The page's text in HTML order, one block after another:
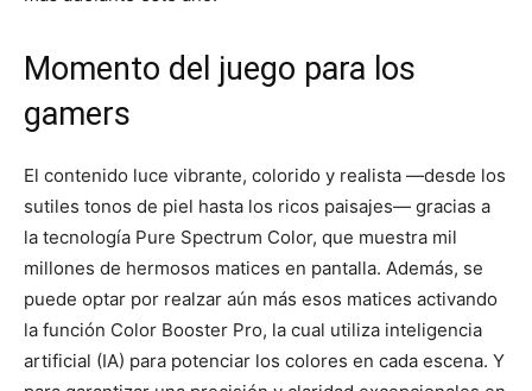
Momento del juego para los
gamers
El contenido luce vibrante, colorido y realista —desde los
sutiles tonos de piel hasta los ricos paisajes— gracias a
la tecnología Pure Spectrum Color, que muestra mil
millones de hermosos matices en pantalla. Además, se
puede optar por realzar aún más esos matices activando
la función Color Booster Pro, la cual utiliza inteligencia
artificial (IA) para potenciar los colores en cada escena. Y